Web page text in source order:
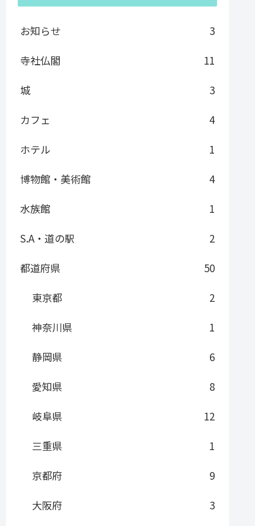
お知らせ
3
寺社仏閣
11
城
3
カフェ
4
ホテル
1
博物館・美術館
4
水族館
1
S.A・道の駅
2
都道府県
50
東京都
2
神奈川県
1
静岡県
6
愛知県
8
岐阜県
12
三重県
1
京都府
9
大阪府
3